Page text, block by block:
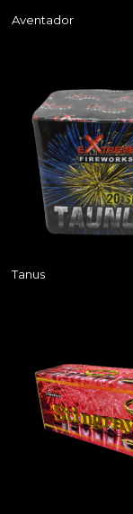
Aventador
Tanus